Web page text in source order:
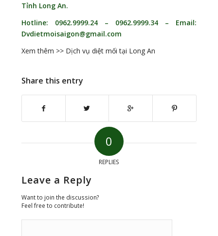
Tỉnh Long An.
Hotline: 0962.9999.24 – 0962.9999.34 – Email:
Dvdietmoisaigon@gmail.com
Xem thêm >> Dịch vụ diệt mối tại Long An
Share this entry
0
REPLIES
Leave a Reply
Want to join the discussion?
Feel free to contribute!